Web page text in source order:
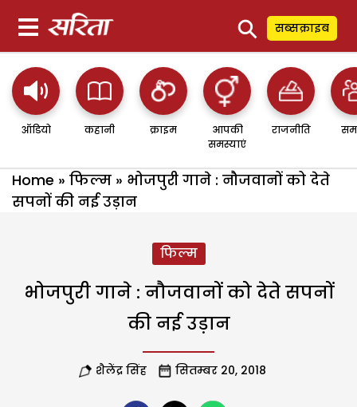
⚲ सब्सक्राइब
ऑडियो कहानी क्राइम
आपकी
समस्याएं
राजनीति
Home » फिल्म » भोजपुरी गाने : नौजवानों को देते
सपनों की नई उड़ान
फिल्म
भोजपुरी गाने : नौजवानों को देते सपनों
की नई उड़ान
शैलेंद्र सिंह सितम्बर 20, 2018